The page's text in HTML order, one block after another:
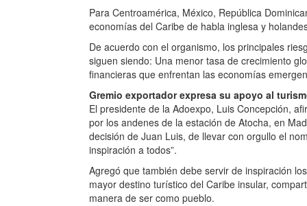
Para Centroamérica, México, República
economías del Caribe de habla inglesa y
De acuerdo con el organismo, los principales
siguen siendo: Una menor tasa de crecimiento
financieras que enfrentan las economías
Gremio exportador expresa su apoyo al
El presidente de la Adoexpo, Luis Concepción,
por los andenes de la estación de Atocha, en
decisión de Juan Luis, de llevar con orgullo el
inspiración a todos”.
Agregó que también debe servir de inspiración
mayor destino turístico del Caribe insular,
manera de ser como pueblo.